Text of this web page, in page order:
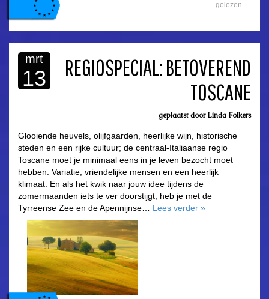
gelezen
mrt
13
REGIOSPECIAL: BETOVEREND
TOSCANE
geplaatst doorLinda Folkers
Glooiende heuvels, olijfgaarden, heerlijke wijn, historische
steden en een rijke cultuur; de centraal-Italiaanse regio
Toscane moet je minimaal eens in je leven bezocht moet
hebben. Variatie, vriendelijke mensen en een heerlijk
klimaat. En als het kwik naar jouw idee tijdens de
zomermaanden iets te ver doorstijgt, heb je met de
Tyrreense Zee en de Apennijnse… Lees verder »